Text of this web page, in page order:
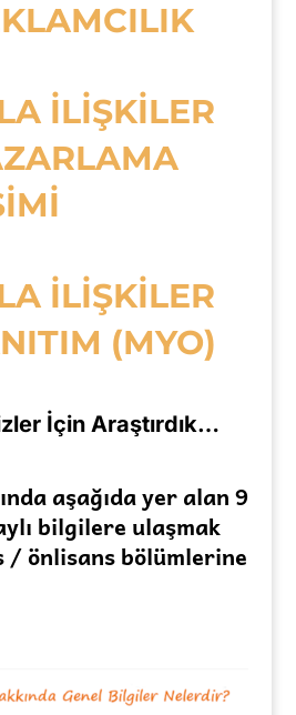
İLİŞKİLER
İLİŞKİLER
(MYO)
İçin Araştırdık…
aşağıda yer alan 9
bilgilere ulaşmak
önlisans bölümlerine